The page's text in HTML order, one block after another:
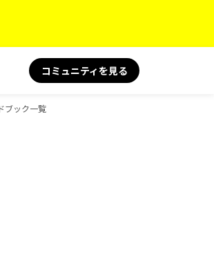
コミュニティを見る
ブック一覧